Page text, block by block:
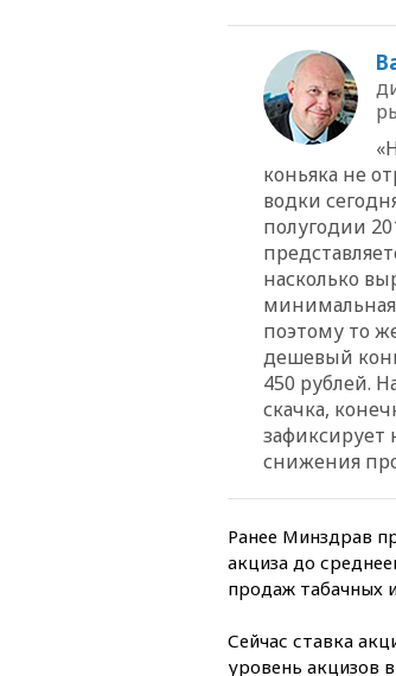
коньяка не
водки
полугодии
насколько
поэтому то
дешевый
450 рублей.
скачка,
зафиксирует
снижения
Ранее Минздрав
акциза до
продаж табачных
Сейчас ставка
уровень акцизов